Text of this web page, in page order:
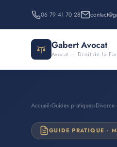
06 79 41 70 28
Gabert Avocat
Avocat — Droit de la
Accueil›Guides pratiques›Divorce
GUIDE PRATIQUE ·